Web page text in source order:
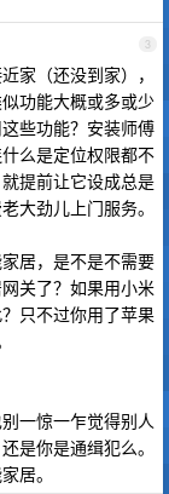
3
家（还没到家），
功能大概或多或少
些功能？安装师傅
么是定位权限都不
提前让它设成总是
大劲儿上门服务。
居，是不是不需要
关了？如果用小米
只不过你用了苹果
一惊一乍觉得别人
是你是通缉犯么。
居。